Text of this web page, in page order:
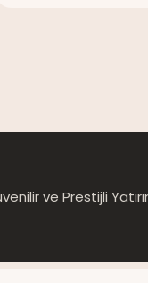
ve Prestijli